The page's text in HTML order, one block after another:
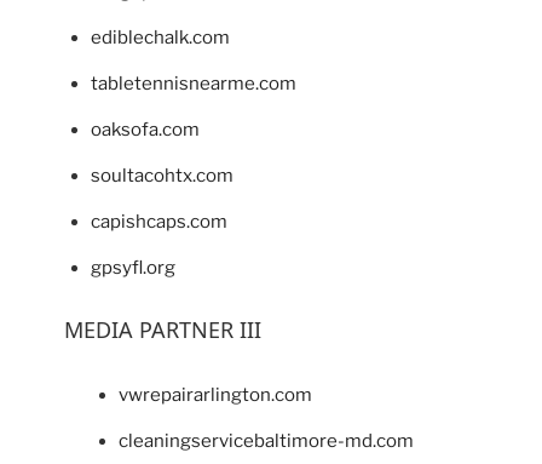
ediblechalk.com
tabletennisnearme.com
oaksofa.com
soultacohtx.com
capishcaps.com
gpsyfl.org
MEDIA PARTNER III
vwrepairarlington.com
cleaningservicebaltimore-md.com